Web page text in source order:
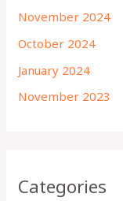
November 2024
October 2024
January 2024
November 2023
Categories